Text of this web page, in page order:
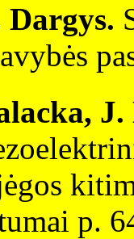
J.
p.